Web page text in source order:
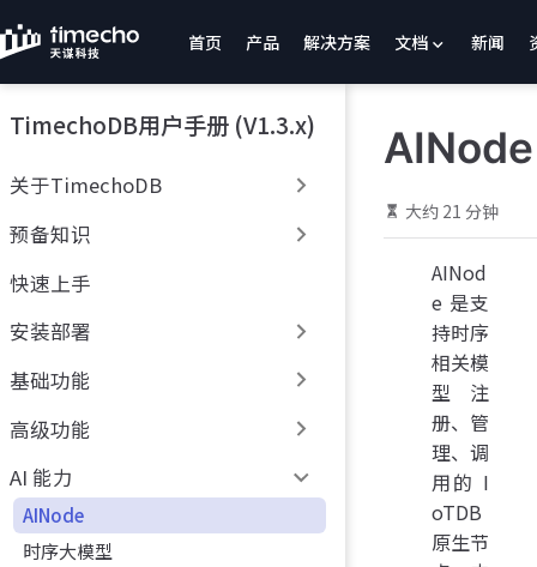
跳
至
主
內
首页 产品 解决方案 文档 新闻
TimechoDB用户手册 (V1.3.x)
关于TimechoDB
预备知识
快速上手
安装部署
基础功能
高级功能
AI 能力
AINode
时序大模型
AINode
大约 21 分钟
AINod
e 是支
持时序
相关模
型注
册、管
理、调
用的 I
oTDB
原生节